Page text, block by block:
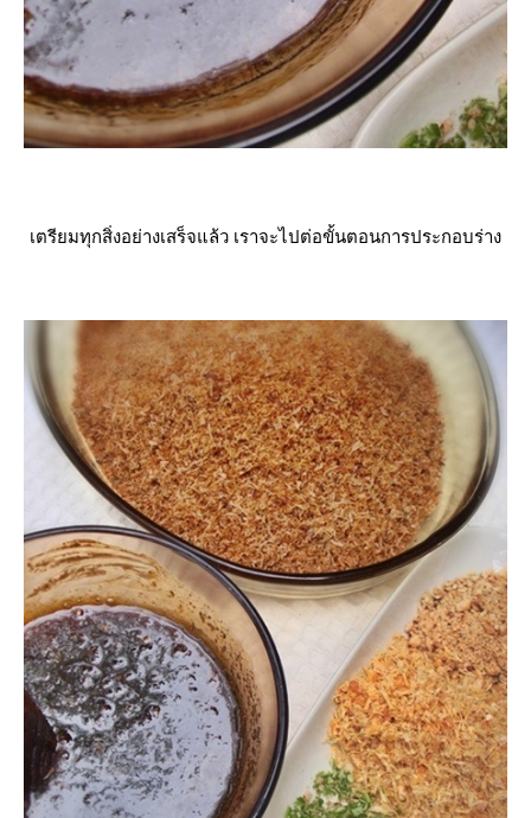
เตรียมทุกสิ่งอย่างเสร็จแล้ว เราจะไปต่อขั้นตอนการประกอบร่าง